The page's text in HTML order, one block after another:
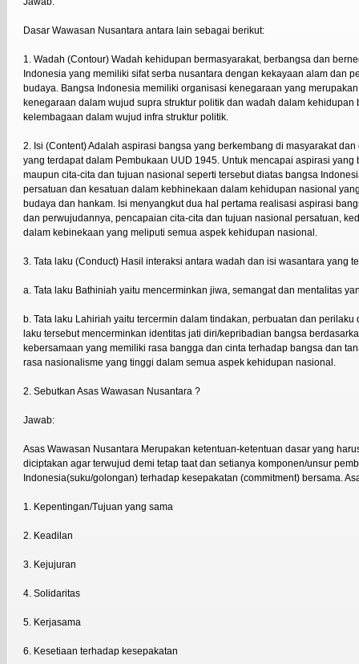
Dasar Wawasan Nusantara antara lain sebagai berikut:
1. Wadah (Contour) Wadah kehidupan bermasyarakat, berbangsa dan
Indonesia yang memiliki sifat serba nusantara dengan kekayaan alam dan
budaya. Bangsa Indonesia memiliki organisasi kenegaraan yang
kenegaraan dalam wujud supra struktur politik dan wadah dalam
kelembagaan dalam wujud infra struktur politik.
2. Isi (Content) Adalah aspirasi bangsa yang berkembang di masyarakat
yang terdapat dalam Pembukaan UUD 1945. Untuk mencapai aspirasi yang
maupun cita-cita dan tujuan nasional seperti tersebut diatas bangsa
persatuan dan kesatuan dalam kebhinekaan dalam kehidupan nasional
budaya dan hankam. Isi menyangkut dua hal pertama realisasi aspirasi
dan perwujudannya, pencapaian cita-cita dan tujuan nasional persatuan,
dalam kebinekaan yang meliputi semua aspek kehidupan nasional.
3. Tata laku (Conduct) Hasil interaksi antara wadah dan isi wasantara yang
a. Tata laku Bathiniah yaitu mencerminkan jiwa, semangat dan mentalitas
b. Tata laku Lahiriah yaitu tercermin dalam tindakan, perbuatan dan
laku tersebut mencerminkan identitas jati diri/kepribadian bangsa
kebersamaan yang memiliki rasa bangga dan cinta terhadap bangsa dan
rasa nasionalisme yang tinggi dalam semua aspek kehidupan nasional.
2. Sebutkan Asas Wawasan Nusantara ?
Jawab:
Asas Wawasan Nusantara Merupakan ketentuan-ketentuan dasar yang
diciptakan agar terwujud demi tetap taat dan setianya komponen/unsur
Indonesia(suku/golongan) terhadap kesepakatan (commitment) bersama.
1. Kepentingan/Tujuan yang sama
2. Keadilan
3. Kejujuran
4. Solidaritas
5. Kerjasama
6. Kesetiaan terhadap kesepakatan